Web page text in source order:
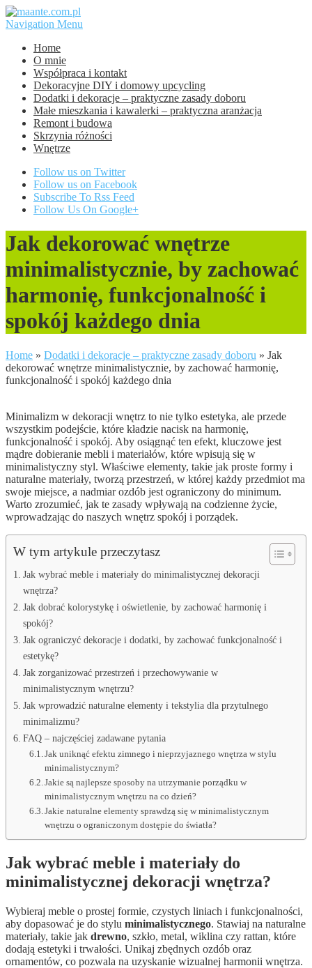
Navigation Menu
Home
O mnie
Współpraca i kontakt
Dekoracyjne DIY i domowy upcycling
Dodatki i dekoracje – praktyczne zasady doboru
Małe mieszkania i kawalerki – praktyczna aranżacja
Remont i budowa
Skrzynia różności
Wnętrze
Follow us on Twitter
Follow us on Facebook
Subscribe To Rss Feed
Follow Us On Google+
Jak dekorować wnętrze
minimalistycznie, by zachować
harmonię, funkcjonalność i
spokój każdego dnia
Home » Dodatki i dekoracje – praktyczne zasady doboru » Jak
dekorować wnętrze minimalistycznie, by zachować harmonię,
funkcjonalność i spokój każdego dnia
Minimalizm w dekoracji wnętrz to nie tylko estetyka, ale przede
wszystkim podejście, które kładzie nacisk na harmonię,
funkcjonalność i spokój. Aby osiągnąć ten efekt, kluczowe jest
mądre dobieranie mebli i materiałów, które wpisują się w
minimalistyczny styl. Właściwe elementy, takie jak proste formy i
naturalne materiały, tworzą przestrzeń, w której każdy przedmiot ma
swoje miejsce, a nadmiar ozdób jest ograniczony do minimum.
Warto zrozumieć, jak te zasady wpływają na codzienne życie,
wprowadzając do naszych wnętrz spokój i porządek.
W tym artykule przeczytasz
Jak wybrać meble i materiały do minimalistycznej dekoracji
wnętrza?
Jak dobrać kolorystykę i oświetlenie, by zachować harmonię i
spokój?
Jak ograniczyć dekoracje i dodatki, by zachować funkcjonalność i
estetykę?
Jak zorganizować przestrzeń i przechowywanie w
minimalistycznym wnętrzu?
Jak wprowadzić naturalne elementy i tekstylia dla przytulnego
minimalizmu?
FAQ – najczęściej zadawane pytania
Jak uniknąć efektu zimnego i nieprzyjaznego wnętrza w stylu
minimalistycznym?
Jakie są najlepsze sposoby na utrzymanie porządku w
minimalistycznym wnętrzu na co dzień?
Jakie naturalne elementy sprawdzą się w minimalistycznym
wnętrzu o ograniczonym dostępie do światła?
Jak wybrać meble i materiały do
minimalistycznej dekoracji wnętrza?
Wybieraj meble o prostej formie, czystych liniach i funkcjonalności,
aby dopasować je do stylu minimalistycznego. Stawiaj na naturalne
materiały, takie jak drewno, szkło, metal, wiklina czy rattan, które
dodają estetyki i trwałości. Unikaj zbędnych ozdób oraz
ornamentów, co pozwala na uzyskanie wizualnej harmonii wnętrza.